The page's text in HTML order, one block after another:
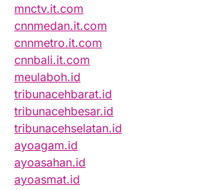
mnctv.it.com
cnnmedan.it.com
cnnmetro.it.com
cnnbali.it.com
meulaboh.id
tribunacehbarat.id
tribunacehbesar.id
tribunacehselatan.id
ayoagam.id
ayoasahan.id
ayoasmat.id